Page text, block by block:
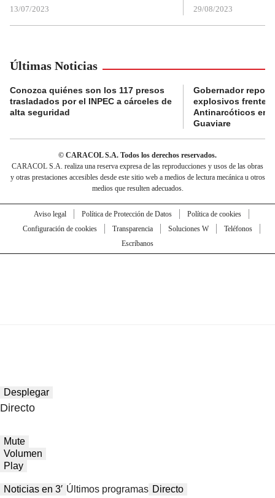
13/07/2023 29/08/2023
Últimas Noticias
Conozca quiénes son los 117 presos
trasladados por el INPEC a cárceles de
alta seguridad
Gobernador
explosivos frente a
Antinarcóticos en
Guaviare
© CARACOL S.A. Todos los derechos reservados.
CARACOL S.A. realiza una reserva expresa de las reproducciones y usos de las obras
y otras prestaciones accesibles desde este sitio web a medios de lectura mecánica u otros
medios que resulten adecuados.
Aviso legal Política de Protección de Datos
Política de cookies
Configuración de cookies
Transparencia Soluciones W
Teléfonos
Escríbanos
Desplegar
Directo
Mute
Volumen
Play
Noticias en 3′ Últimos programas Directo